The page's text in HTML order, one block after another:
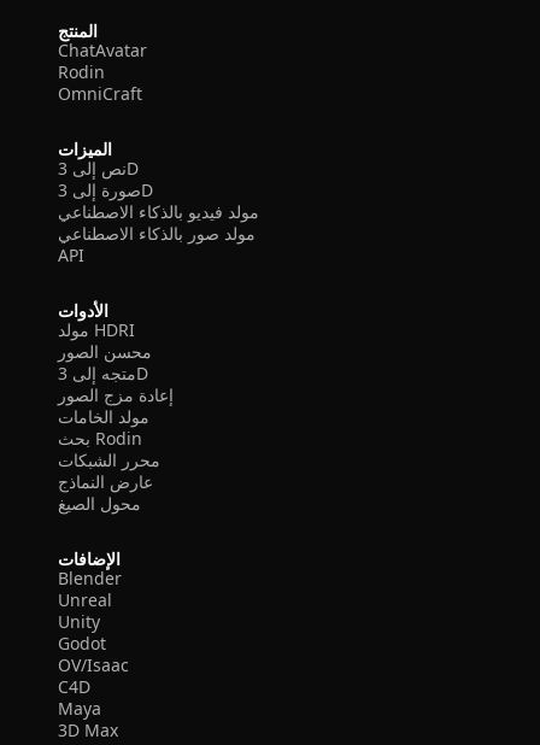
المنتج
ChatAvatar
Rodin
OmniCraft
الميزات
نص إلى 3D
صورة إلى 3D
مولد فيديو بالذكاء الاصطناعي
مولد صور بالذكاء الاصطناعي
API
الأدوات
مولد HDRI
محسن الصور
متجه إلى 3D
إعادة مزج الصور
مولد الخامات
بحث Rodin
محرر الشبكات
عارض النماذج
محول الصيغ
الإضافات
Blender
Unreal
Unity
Godot
OV/Isaac
C4D
Maya
3D Max